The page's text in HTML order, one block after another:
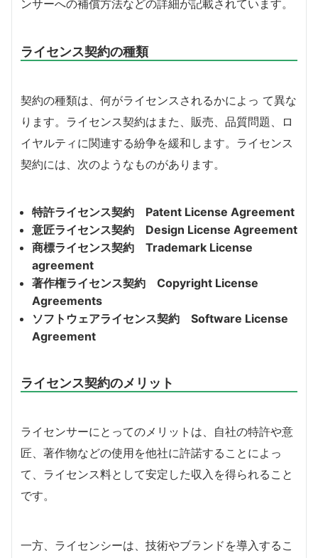
ンサーへの補償方法などの詳細が記載されています。
ライセンス契約の種類
契約の種類は、何がライセンスされるかによっ て異な
ります。ライセンス契約はまた、販売、品質問題、ロ
イヤルティに関連する紛争を緩和します。ライセンス
契約には、次のようなものがあります。
特許ライセンス契約 Patent License Agreement
意匠ライセンス契約 Design License Agreement
商標ライセンス契約 Trademark License
agreement
著作権ライセンス契約 Copyright License
Agreements
ソフトウェアライセンス契約 Software License
Agreement
ライセンス契約のメリット
ライセンサーにとっての メリットは 、自社の特許や意
匠、著作物などの使用を他社に許諾することによっ
て、ライセンス料として安定した収入を得られること
です。
一方、 ライセンシーは、技術やブランドを導入するこ